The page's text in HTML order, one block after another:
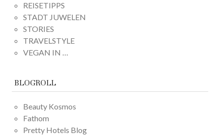
REISETIPPS
STADT JUWELEN
STORIES
TRAVELSTYLE
VEGAN IN …
BLOGROLL
Beauty Kosmos
Fathom
Pretty Hotels Blog